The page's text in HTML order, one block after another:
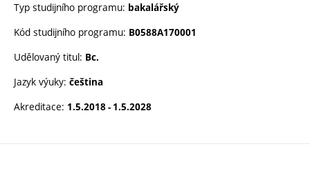
Typ studijního programu: bakalářský
Kód studijního programu: B0588A170001
Udělovaný titul: Bc.
Jazyk výuky: čeština
Akreditace: 1.5.2018 - 1.5.2028